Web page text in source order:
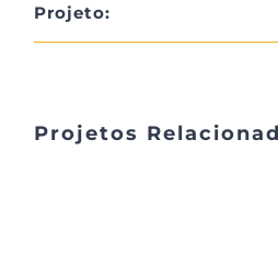
Projeto:
Projetos